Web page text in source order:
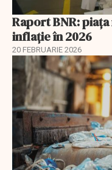
Raport BNR:
inflație în 2026
20 FEBRUARIE 2026